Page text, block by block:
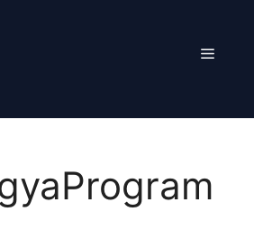
Menu